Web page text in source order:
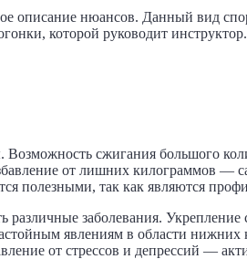
описание нюансов. Данный вид
которой руководит
сжигания большого
от лишних килограммов —
полезными, так как являются
различные заболевания.
явлениям в области нижних
от стрессов и депрессий —